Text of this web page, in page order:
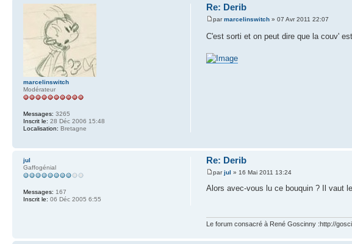
Re: Derib
parmarcelinswitch » 07 Avr 2011 22:07
C'est sorti et on peut dire que la couv'
marcelinswitch
Modérateur
Messages: 3265
Inscrit le: 28 Déc 2006 15:48
Localisation: Bretagne
Re: Derib
parjul » 16 Mai 2011 13:24
Alors avec-vous lu ce bouquin ? Il vaut
Le forum consacré à René Goscinny :http://
jul
Gaffogénial
Messages: 167
Inscrit le: 06 Déc 2005 6:55